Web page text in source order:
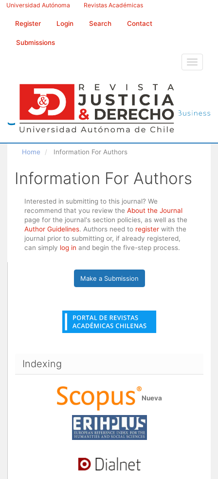
Main
Main
Sidebar
Universidad Autónoma Revistas Académicas
Register Login Search Contact
Submissions
Toggle
Home Information For Authors
Information For Authors
Interested in submitting to this journal? We
recommend that you review the About the Journal
page for the journal's section policies, as well as the
Author Guidelines. Authors need to register with the
journal prior to submitting or, if already registered,
can simply log in and begin the five-step process.
Make a Submission
Indexing
Nueva